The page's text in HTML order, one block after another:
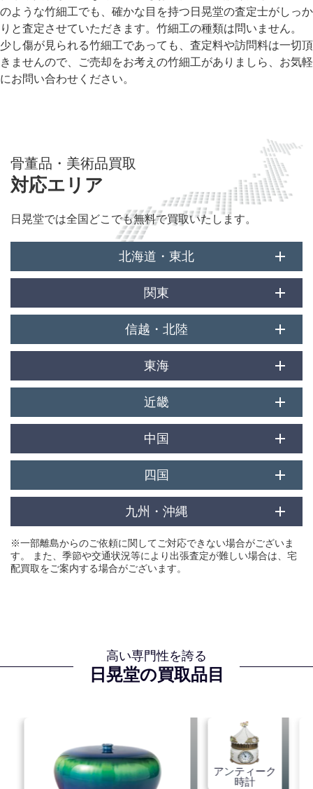
のような竹細工でも、確かな目を持つ日晃堂の査定士がしっか
りと査定させていただきます。竹細工の種類は問いません。
少し傷が見られる竹細工であっても、査定料や訪問料は一切頂
きませんので、ご売却をお考えの竹細工がありましら、お気軽
にお問い合わせください。
骨董品・美術品買取
対応エリア
日晃堂では全国どこでも無料で買取いたします。
北海道・東北
北海道 青森県 秋田県
山形県
関東
東京都 神奈川県 千葉県
茨城県
群馬県 山梨県
信越・北陸
新潟県 長野県 富山県
福井県
東海
愛知県 静岡県 岐阜県
三重県
近畿
大阪府 兵庫県 京都府
滋賀県 奈良県
中国
鳥取県 島根県 岡山県
四国
香川県 徳島県 高知県
九州・沖縄
大分県
鹿児島県 沖縄県
※一部離島からのご依頼に関してご対応できない場合がございま
す。 また、季節や交通状況等により出張査定が難しい場合は、宅
配買取をご案内する場合がございます。
高い専門性を誇る
日晃堂の買取品目
アンティーク
時計